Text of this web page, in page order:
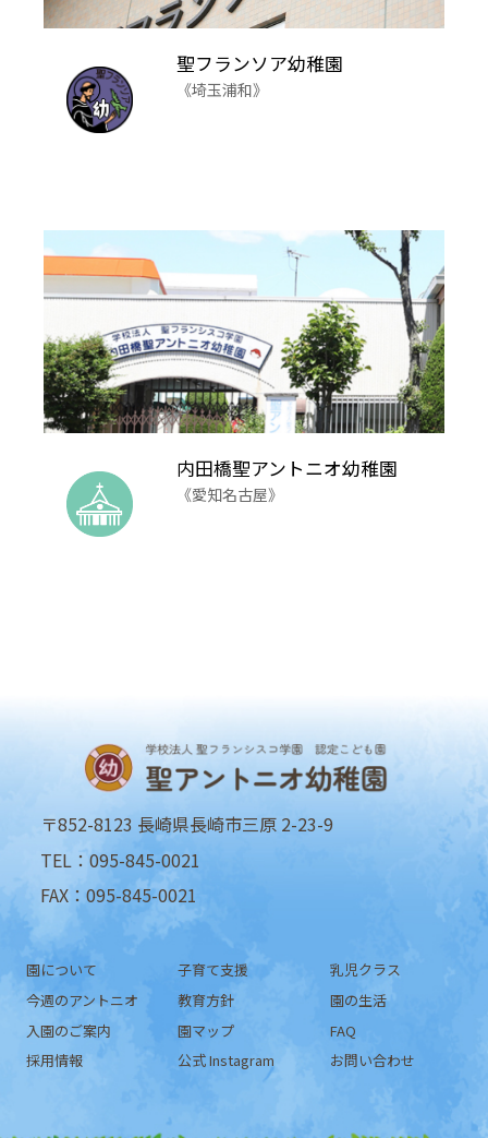
聖フランソア幼稚園
《埼玉浦和》
内田橋聖アントニオ幼稚園
《愛知名古屋》
〒852-8123 長崎県長崎市三原 2-23-9
TEL：095-845-0021
FAX：095-845-0021
園について 子育て支援
乳児クラス
今週のアントニオ
教育方針
園の生活
入園のご案内
園マップ
FAQ
採用情報
公式 Instagram お問い合わせ